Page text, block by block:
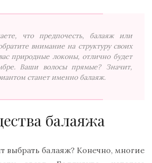
что предпочесть, балаяж или
внимание на структуру своих
природные локоны, отлично будет
Ваши волосы прямые? Значит,
станет именно балаяж.
балаяжа
выбрать балаяж? Конечно, многие